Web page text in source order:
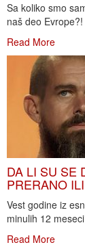
Sa koliko smo
naš deo
Read More
DA LI SU SE
PRERANO
Vest godine iz
minulih 12
Read More